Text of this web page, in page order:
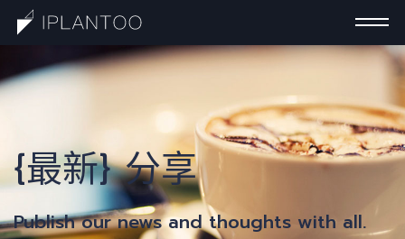
{最新} 分享
Publish our news and thoughts with all.